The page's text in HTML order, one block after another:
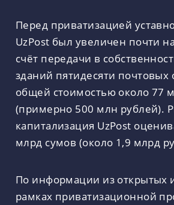
Перед приватизацией
UzPost был увеличен почти
счёт передачи в
зданий пятидесяти почтовых
общей стоимостью около 77
(примерно 500 млн рублей).
капитализация UzPost
млрд сумов (около 1,9 млрд
По информации из открытых
рамках приватизационной